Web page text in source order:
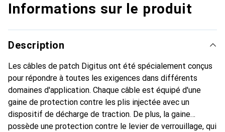
Informations sur le produit
Description
Les câbles de patch Digitus ont été spécialement conçus
pour répondre à toutes les exigences dans différents
domaines d'application. Chaque câble est équipé d'une
gaine de protection contre les plis injectée avec un
dispositif de décharge de traction. De plus, la gaine
possède une protection contre le levier de verrouillage, qui